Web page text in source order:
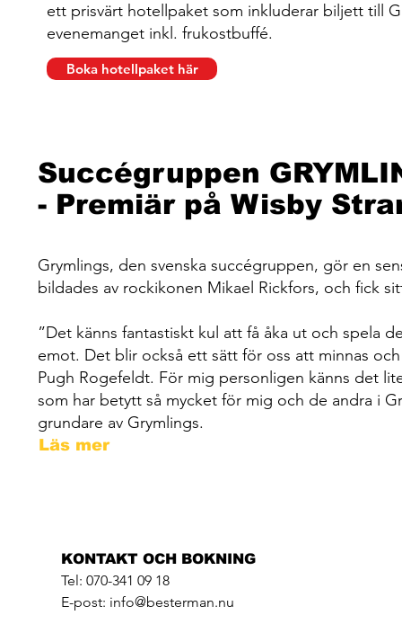
ett prisvärt hotellpaket som inkluderar biljett till
evenemanget inkl. frukostbuffé.
Boka hotellpaket här
Succégruppen
- Premiär på Wisby
Grymlings, den svenska succégruppen, gör en
bildades av rockikonen Mikael Rickfors, och fick
”Det känns fantastiskt kul att få åka ut och spela
emot. Det blir också ett sätt för oss att minnas
Pugh Rogefeldt. För mig personligen känns det
som har betytt så mycket för mig och de andra i
grundare av Grymlings.
Läs mer
KONTAKT OCH BOKNING
Tel: 070-341 09 18
E-post: info@besterman.nu